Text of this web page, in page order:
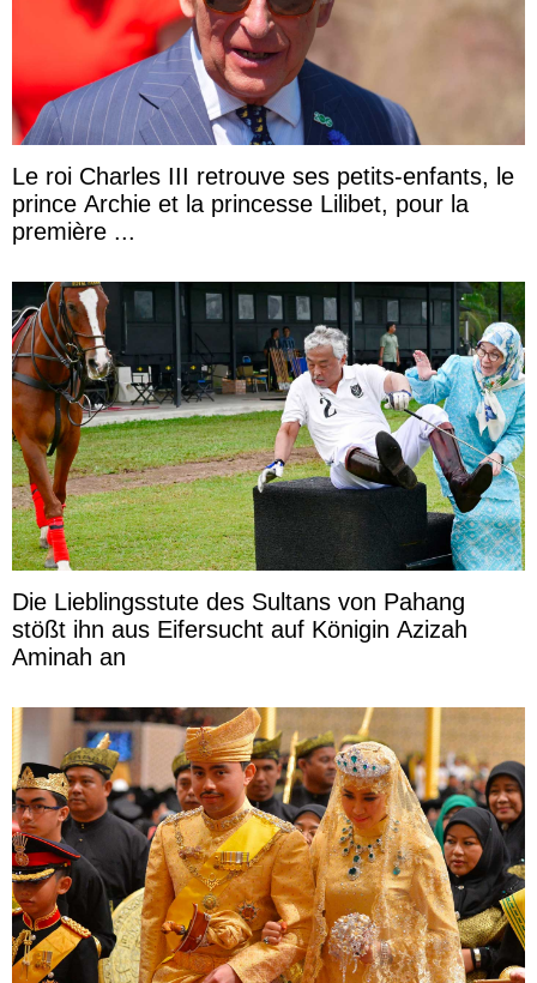
Le roi Charles III retrouve ses petits-enfants, le
prince Archie et la princesse Lilibet, pour la
première ...
Die Lieblingsstute des Sultans von Pahang
stößt ihn aus Eifersucht auf Königin Azizah
Aminah an